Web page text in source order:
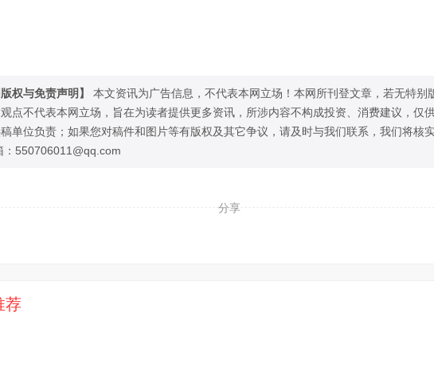
权与免责声明】
本文资讯为广告信息，不代表本网立场！本网所刊登文章，若无特别
点不代表本网立场，旨在为读者提供更多资讯，所涉内容不构成投资、消费建议，仅
单位负责；如果您对稿件和图片等有版权及其它争议，请及时与我们联系，我们将核
：550706011@qq.com
分享
荐